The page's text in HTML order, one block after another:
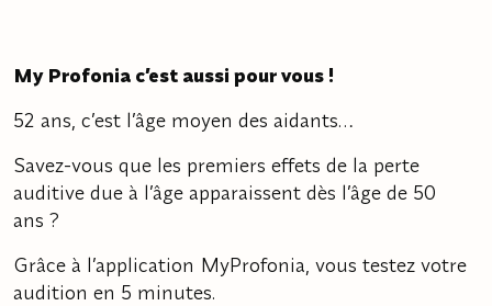
My Profonia c’est aussi pour vous !
52 ans, c’est l’âge moyen des aidants…
Savez-vous que les premiers effets de la perte
auditive due à l’âge apparaissent dès l’âge de 50
ans ?
Grâce à l’application MyProfonia, vous testez votre
audition en 5 minutes.